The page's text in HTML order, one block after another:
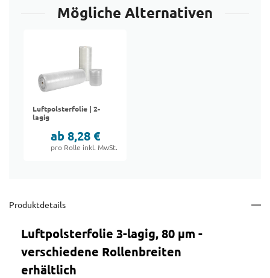
Mögliche Alternativen
Luftpolsterfolie | 2-
lagig
ab 8,28 €
pro Rolle inkl. MwSt.
Produktdetails
Luftpolsterfolie 3-lagig, 80 µm -
verschiedene Rollenbreiten
erhältlich